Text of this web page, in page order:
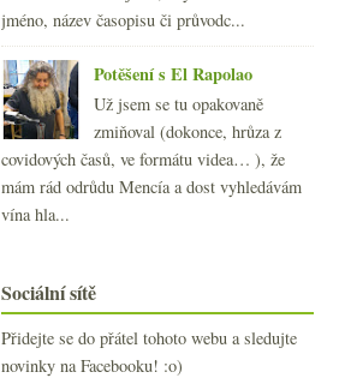
jméno, název časopisu či průvodc...
Potěšení s El Rapolao
Už jsem se tu opakovaně
zmiňoval (dokonce, hrůza z
covidových časů, ve formátu videa… ), že
mám rád odrůdu Mencía a dost vyhledávám
vína hla...
Sociální sítě
Přidejte se do přátel tohoto webu a sledujte
novinky na Facebooku! :o)